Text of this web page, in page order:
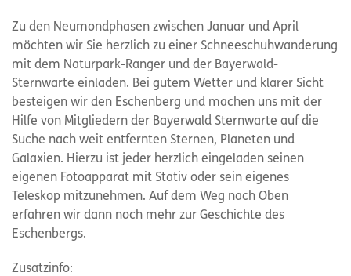
Zu den Neumondphasen zwischen Januar und April
möchten wir Sie herzlich zu einer Schneeschuhwanderung
mit dem Naturpark-Ranger und der Bayerwald-
Sternwarte einladen. Bei gutem Wetter und klarer Sicht
besteigen wir den Eschenberg und machen uns mit der
Hilfe von Mitgliedern der Bayerwald Sternwarte auf die
Suche nach weit entfernten Sternen, Planeten und
Galaxien. Hierzu ist jeder herzlich eingeladen seinen
eigenen Fotoapparat mit Stativ oder sein eigenes
Teleskop mitzunehmen. Auf dem Weg nach Oben
erfahren wir dann noch mehr zur Geschichte des
Eschenbergs.
Zusatzinfo: